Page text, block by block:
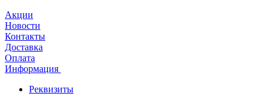
Акции
Новости
Контакты
Доставка
Оплата
Информация
Реквизиты